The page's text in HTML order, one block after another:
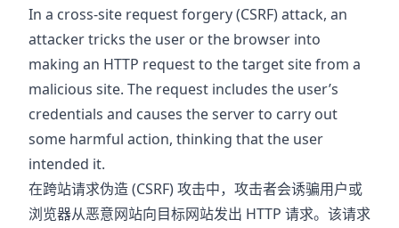
In a cross-site request forgery (CSRF) attack, an
attacker tricks the user or the browser into
making an HTTP request to the target site from a
malicious site. The request includes the user’s
credentials and causes the server to carry out
some harmful action, thinking that the user
intended it.
在跨站请求伪造 (CSRF) 攻击中，攻击者会诱骗用户或
浏览器从恶意网站向目标网站发出 HTTP 请求。该请求